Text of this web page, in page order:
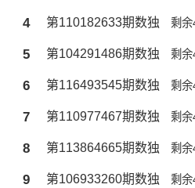
4 第110182633期数独 剩余
5 第104291486期数独 剩余
6 第116493545期数独 剩余
7 第110977467期数独 剩余
8 第113864665期数独 剩余
9 第106933260期数独 剩余